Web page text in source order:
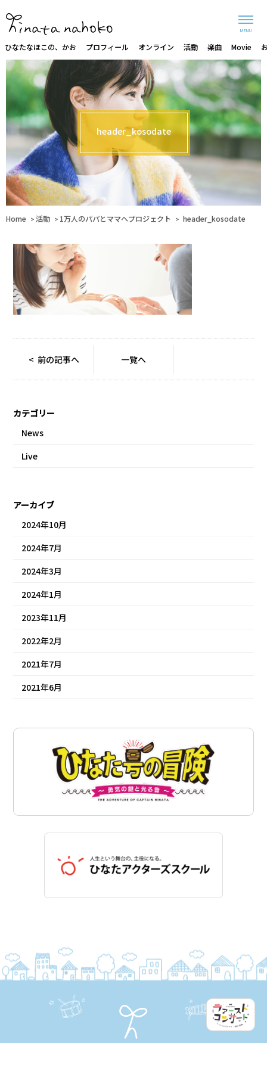
ひなたなほこの、かお プロフィール オンライン 活動 楽曲 Movie
header_kosodate
MENU
Home > 活動 > 1万人のパパとママへプロジェクト > header_kosodate
< 前の記事へ 一覧へ
カテゴリー
News
Live
アーカイブ
2024年10月
2024年7月
2024年3月
2024年1月
2023年11月
2022年2月
2021年7月
2021年6月